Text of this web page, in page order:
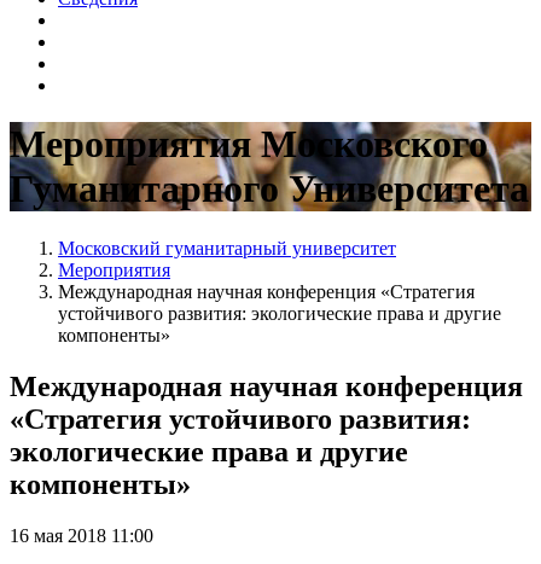
Мероприятия Московского
Гуманитарного Университета
Московский гуманитарный университет
Мероприятия
Международная научная конференция «Стратегия
устойчивого развития: экологические права и другие
компоненты»
Международная научная конференция
«Стратегия устойчивого развития:
экологические права и другие
компоненты»
16 мая 2018 11:00